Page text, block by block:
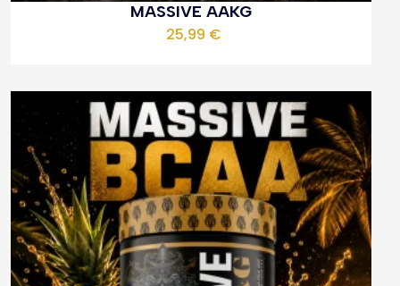
MASSIVE AAKG
25,99 €